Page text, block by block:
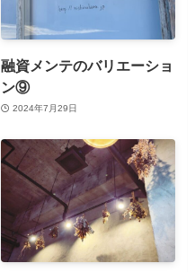
融資メンテのバリエーショ
ン⑨
2024年7月29日